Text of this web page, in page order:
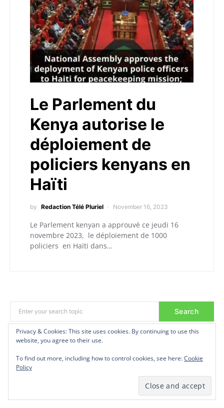
Le Parlement du
Kenya autorise le
déploiement de
policiers kenyans en
Haïti
by Redaction Télé Pluriel November 16, 2023
Le Parlement kenyan a approuvé ce jeudi 16
novembre 2023, le déploiement de 1000
policiers en Haïti dans…
Search
Privacy & Cookies: This site uses cookies. By continuing to use this
website, you agree to their use.
To find out more, including how to control cookies, see here:Cookie
Policy
Privacy & Cookies: This site uses cookies. By continuing to use this
website, you agree to their use.
To find out more, including how to control cookies, see here:Cookie
Policy